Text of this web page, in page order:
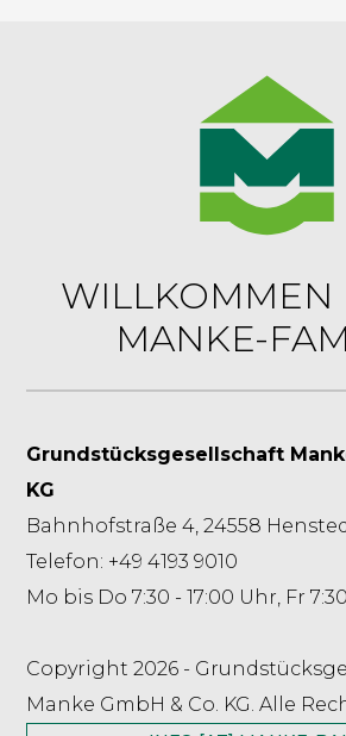
WILLKOMMEN
MANKE-
Grundstücksgesellschaft
KG
Bahnhofstraße 4, 24558
Telefon: +49 4193 9010
Mo bis Do 7:30 - 17:00 Uhr, Fr
Copyright 2026 -
Manke GmbH & Co. KG. Alle